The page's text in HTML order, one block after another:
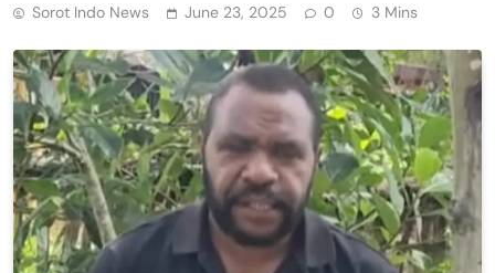
Sorot Indo News June 23, 2025 0 3 Mins